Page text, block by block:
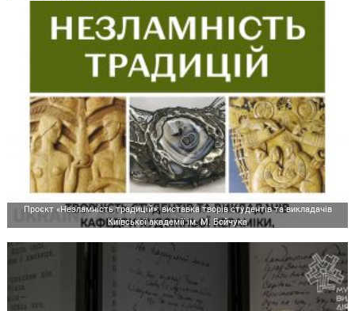
Проєкт «Незламність традицій»: виставка творів студентів та викладачів
Київської академії ім. М. Бойчука